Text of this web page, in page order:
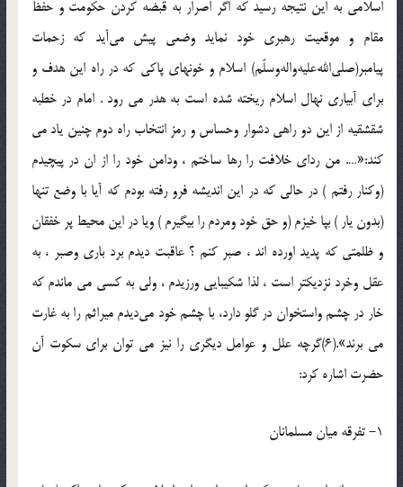
اسلامي به اين نتيجه رسيد كه اگر اصرار به قبضه كردن حكومت و حفظ
مقام و موقعيت رهبري خود نمايد وضعي پيش مي‌آيد كه زحمات
پيامبر(صلي‌الله‌عليه‌واله‌وسلّم) اسلام و خونهاي پاكي كه در راه اين هدف و
براي آبياري نهال اسلام ريخته شده است به هدر مي رود . امام در خطبه
شقشقيه از اين دو راهي دشوار وحساس و رمز انتخاب راه دوم چنين ياد مي
كند:«…. من رداي خلافت را رها ساختم ، ودامن خود را از ان در پيچيدم
(وكنار رفتم ) در حالي كه در اين انديشه فرو رفته بودم كه آيا با وضع تنها
(بدون يار ) بپا خيزم (و حق خود ومردم را بيگيرم ) ويا در اين محيط پر خفقان
و ظلمتي كه پديد اورده اند ، صبر كنم ؟ عاقبت ديدم برد باري وصبر ، به
عقل وخرد نزديكتر است ، لذا شكيبايي ورزيدم ، ولي به كسي مي ماندم كه
خار در چشم واستخوان در گلو دارد، با چشم خود مي‌ديدم ميراثم را به غارت
مي برند».(6)گرچه علل و عوامل ديگري را نيز مي توان براي سكوت آن
حضرت اشاره كرد:
1- تفرقه ميان مسلمانان